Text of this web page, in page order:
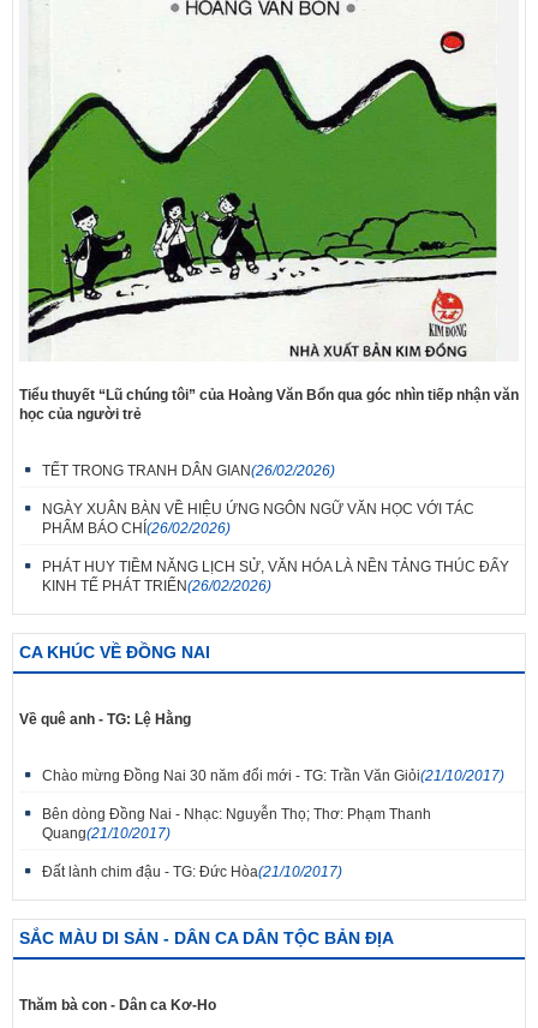
Tiểu thuyết “Lũ chúng tôi” của Hoàng Văn Bổn qua góc nhìn tiếp nhận văn
học của người trẻ
TẾT TRONG TRANH DÂN GIAN(26/02/2026)
NGÀY XUÂN BÀN VỀ HIỆU ỨNG NGÔN NGỮ VĂN HỌC VỚI TÁC
PHẨM BÁO CHÍ (26/02/2026)
PHÁT HUY TIỀM NĂNG LỊCH SỬ, VĂN HÓA LÀ NỀN TẢNG THÚC ĐẨY
KINH TẾ PHÁT TRIỂN(26/02/2026)
CA KHÚC VỀ ĐỒNG NAI
Về quê anh - TG: Lệ Hằng
Chào mừng Đồng Nai 30 năm đổi mới - TG: Trần Văn Giỏi(21/10/2017)
Bên dòng Đồng Nai - Nhạc: Nguyễn Thọ; Thơ: Phạm Thanh
Quang(21/10/2017)
Đất lành chim đậu - TG: Đức Hòa(21/10/2017)
SẮC MÀU DI SẢN - DÂN CA DÂN TỘC BẢN ĐỊA
Thăm bà con - Dân ca Kơ-Ho